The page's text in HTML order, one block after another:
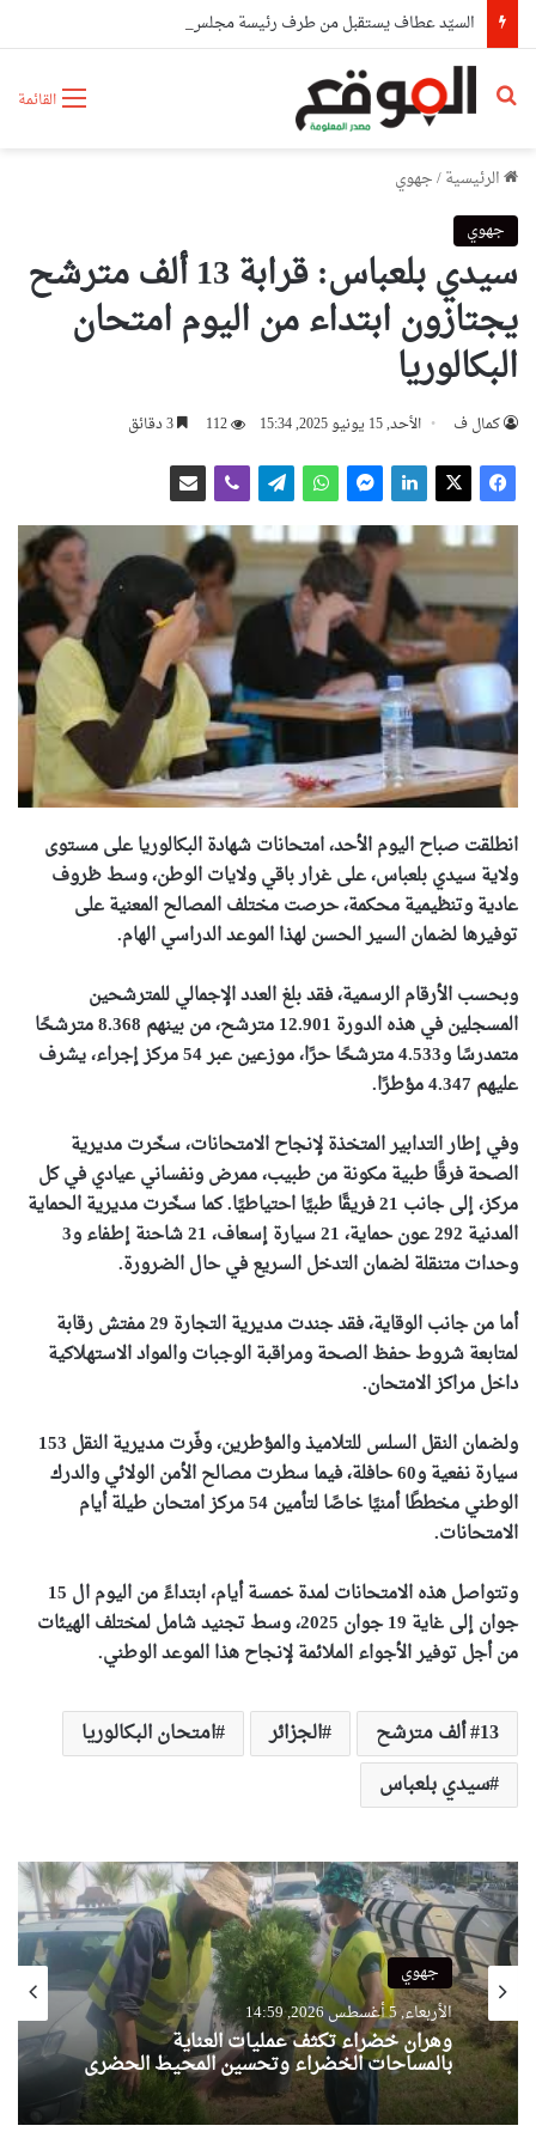
القائمة بحث عن
الرئيسية/جهوي
جهوي
سيدي بلعباس: قرابة 13 ألف مترشح
يجتازون ابتداء من اليوم امتحان
البكالوريا
كمال ف الأحد, 15 يونيو 2025, 15:34 112
انطلقت صباح اليوم الأحد، امتحانات شهادة البكالوريا على مستوى
ولاية سيدي بلعباس، على غرار باقي ولايات الوطن، وسط ظروف
عادية وتنظيمية محكمة، حرصت مختلف المصالح المعنية على
توفيرها لضمان السير الحسن لهذا الموعد الدراسي الهام.
وبحسب الأرقام الرسمية، فقد بلغ العدد الإجمالي للمترشحين
المسجلين في هذه الدورة 12.901 مترشح، من بينهم 8.368 مترشحًا
متمدرسًا و4.533 مترشحًا حرًا، موزعين عبر 54 مركز إجراء، يشرف
عليهم 4.347 مؤطرًا.
وفي إطار التدابير المتخذة لإنجاح الامتحانات، سخّرت مديرية
الصحة فرقًا طبية مكونة من طبيب، ممرض ونفساني عيادي في كل
مركز، إلى جانب 21 فريقًا طبيًا احتياطيًا. كما سخّرت مديرية الحماية
المدنية 292 عون حماية، 21 سيارة إسعاف، 21 شاحنة إطفاء و3
وحدات متنقلة لضمان التدخل السريع في حال الضرورة.
أما من جانب الوقاية، فقد جندت مديرية التجارة 29 مفتش رقابة
لمتابعة شروط حفظ الصحة ومراقبة الوجبات والمواد الاستهلاكية
داخل مراكز الامتحان.
ولضمان النقل السلس للتلاميذ والمؤطرين، وفّرت مديرية النقل 153
سيارة نفعية و60 حافلة، فيما سطرت مصالح الأمن الولائي والدرك
الوطني مخططًا أمنيًا خاصًا لتأمين 54 مركز امتحان طيلة أيام
الامتحانات.
وتتواصل هذه الامتحانات لمدة خمسة أيام، ابتداءً من اليوم ال 15
جوان إلى غاية 19 جوان 2025، وسط تجنيد شامل لمختلف الهيئات
من أجل توفير الأجواء الملائمة لإنجاح هذا الموعد الوطني.
13 ألف مترشح الجزائر
امتحان البكالوريا
سيدي بلعباس
جهوي
الأربعاء, 5 أغسطس 2026, 14:59
وهران خضراء تكثف عمليات العناية
بالمساحات الخضراء وتحسين المحيط الحضري